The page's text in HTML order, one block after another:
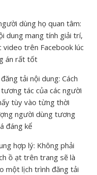
dùng họ quan tâm:
dung mang tính giải trí,
video trên Facebook lúc
án rất tốt
tải nội dung: Cách
tác của các người
tùy vào từng thời
người dùng tương
đáng kể
hợp lý: Không phải
ồ ạt trên trang sẽ là
một lịch trình đăng tải